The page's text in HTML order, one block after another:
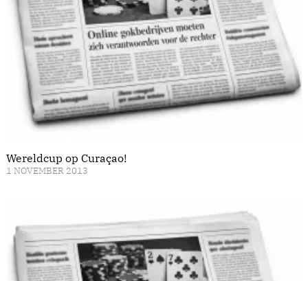
Wereldcup op Curaçao!
1 NOVEMBER 2013